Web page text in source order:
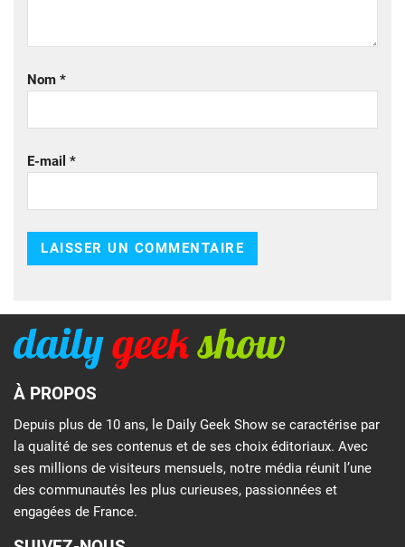
Nom *
E-mail *
À PROPOS
Depuis plus de 10 ans, le Daily Geek Show se caractérise par
la qualité de ses contenus et de ses choix éditoriaux. Avec
ses millions de visiteurs mensuels, notre média réunit l’une
des communautés les plus curieuses, passionnées et
engagées de France.